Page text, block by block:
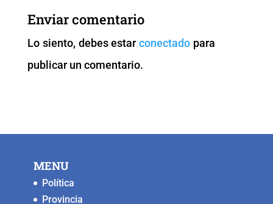
b
o
o
k
A
p
p k
er
Enviar comentario
Lo siento, debes estarconectado para
publicar un comentario.
MENU
Política
Provincia